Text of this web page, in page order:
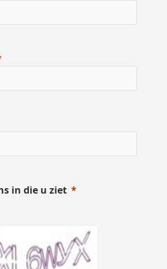
in die u ziet